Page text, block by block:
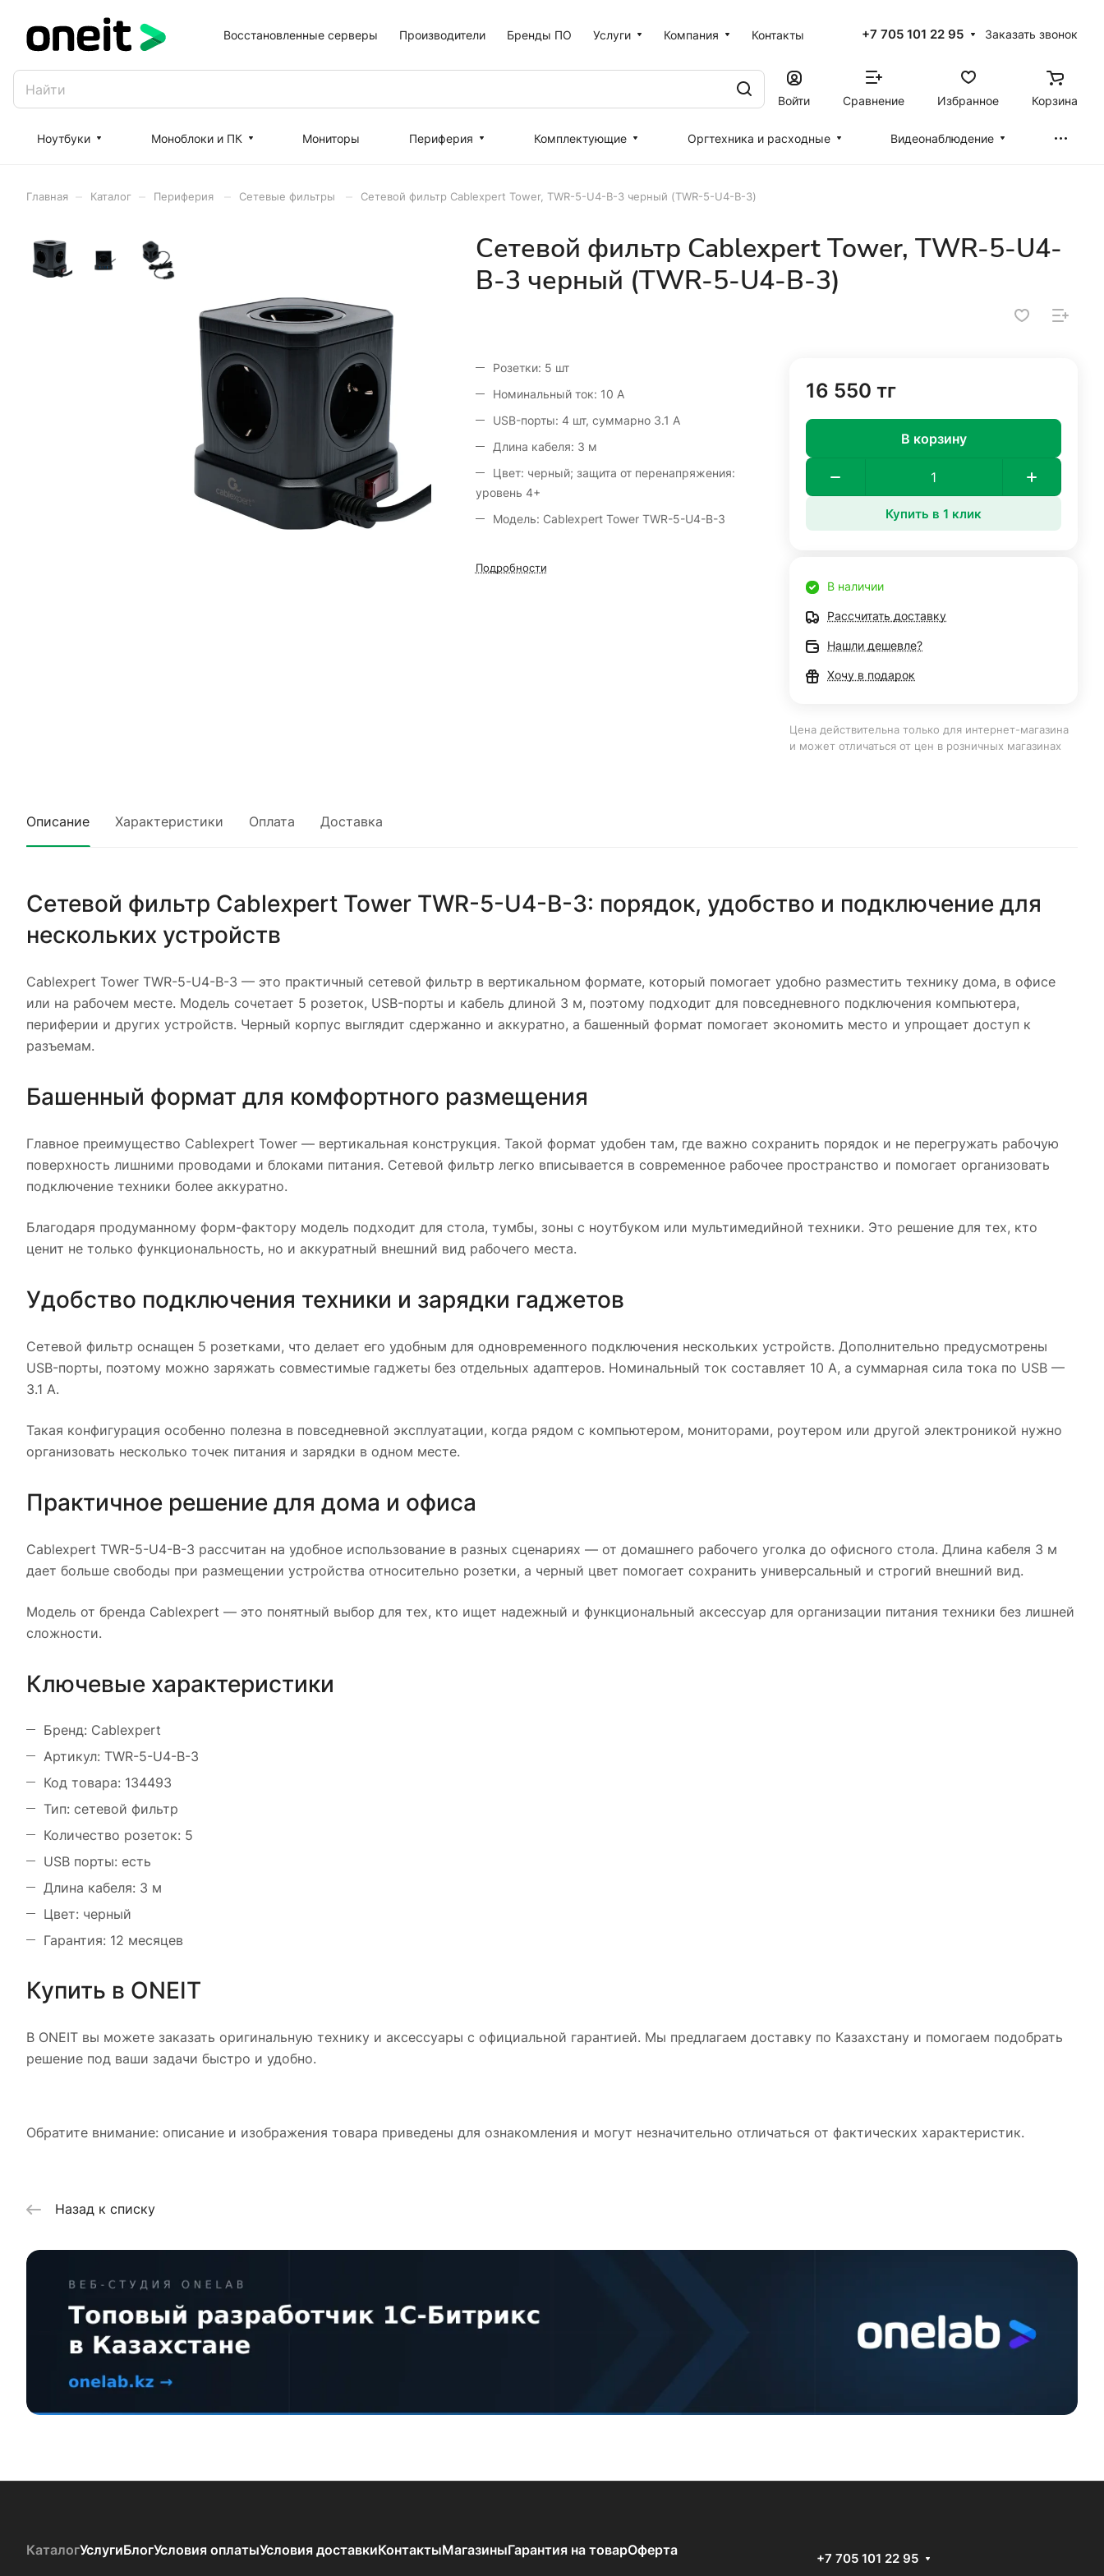
Восстановленные серверы Производители Бренды ПО Услуги Компания Контакты +7 705 101 22 95 Заказать звонок
Войти Сравнение Избранное Корзина
Ноутбуки Моноблоки и ПК Мониторы Периферия Комплектующие Оргтехника и расходные Видеонаблюдение
Главная Каталог Периферия Сетевые фильтры Сетевой фильтр Cablexpert Tower, TWR-5-U4-B-3 черный (TWR-5-U4-B-3)
Сетевой фильтр Cablexpert Tower, TWR-5-U4-
B-3 черный (TWR-5-U4-B-3)
Розетки: 5 шт
Номинальный ток: 10 А
USB-порты: 4 шт, суммарно 3.1 А
Длина кабеля: 3 м
Цвет: черный; защита от перенапряжения:
уровень 4+
Модель: Cablexpert Tower TWR-5-U4-B-3
Подробности
16 550 тг
В корзину
Купить в 1 клик
В наличии
Рассчитать доставку
Нашли дешевле?
Хочу в подарок
Цена действительна только для интернет-магазина
и может отличаться от цен в розничных магазинах
Описание Характеристики Оплата Доставка
Сетевой фильтр Cablexpert Tower TWR-5-U4-B-3: порядок, удобство и подключение для
нескольких устройств
Cablexpert Tower TWR-5-U4-B-3 — это практичный сетевой фильтр в вертикальном формате, который помогает удобно разместить технику дома, в офисе
или на рабочем месте. Модель сочетает 5 розеток, USB-порты и кабель длиной 3 м, поэтому подходит для повседневного подключения компьютера,
периферии и других устройств. Черный корпус выглядит сдержанно и аккуратно, а башенный формат помогает экономить место и упрощает доступ к
разъемам.
Башенный формат для комфортного размещения
Главное преимущество Cablexpert Tower — вертикальная конструкция. Такой формат удобен там, где важно сохранить порядок и не перегружать рабочую
поверхность лишними проводами и блоками питания. Сетевой фильтр легко вписывается в современное рабочее пространство и помогает организовать
подключение техники более аккуратно.
Благодаря продуманному форм-фактору модель подходит для стола, тумбы, зоны с ноутбуком или мультимедийной техники. Это решение для тех, кто
ценит не только функциональность, но и аккуратный внешний вид рабочего места.
Удобство подключения техники и зарядки гаджетов
Сетевой фильтр оснащен 5 розетками, что делает его удобным для одновременного подключения нескольких устройств. Дополнительно предусмотрены
USB-порты, поэтому можно заряжать совместимые гаджеты без отдельных адаптеров. Номинальный ток составляет 10 А, а суммарная сила тока по USB —
3.1 А.
Такая конфигурация особенно полезна в повседневной эксплуатации, когда рядом с компьютером, мониторами, роутером или другой электроникой нужно
организовать несколько точек питания и зарядки в одном месте.
Практичное решение для дома и офиса
Cablexpert TWR-5-U4-B-3 рассчитан на удобное использование в разных сценариях — от домашнего рабочего уголка до офисного стола. Длина кабеля 3 м
дает больше свободы при размещении устройства относительно розетки, а черный цвет помогает сохранить универсальный и строгий внешний вид.
Модель от бренда Cablexpert — это понятный выбор для тех, кто ищет надежный и функциональный аксессуар для организации питания техники без лишней
сложности.
Ключевые характеристики
Бренд: Cablexpert
Артикул: TWR-5-U4-B-3
Код товара: 134493
Тип: сетевой фильтр
Количество розеток: 5
USB порты: есть
Длина кабеля: 3 м
Цвет: черный
Гарантия: 12 месяцев
Купить в ONEIT
В ONEIT вы можете заказать оригинальную технику и аксессуары с официальной гарантией. Мы предлагаем доставку по Казахстану и помогаем подобрать
решение под ваши задачи быстро и удобно.
Обратите внимание: описание и изображения товара приведены для ознакомления и могут незначительно отличаться от фактических характеристик.
Назад к списку
КаталогУслугиБлогУсловия оплатыУсловия доставкиКонтактыМагазиныГарантия на товарОферта
+7 705 101 22 95